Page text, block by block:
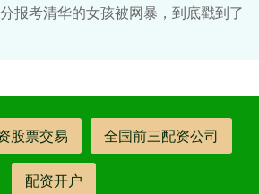
报考清华的女孩被网暴，到底戳到了
股票交易 全国前三配资公司
配资开户